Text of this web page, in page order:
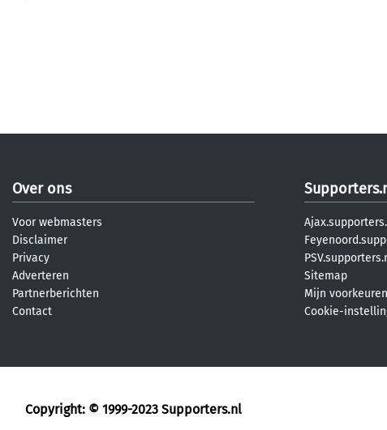
Over ons
Voor webmasters
Disclaimer
Privacy
Adverteren
Partnerberichten
Contact
Sitemap
Mijn voorkeuren
Cookie-
Copyright: © 1999-2023 Supporters.nl